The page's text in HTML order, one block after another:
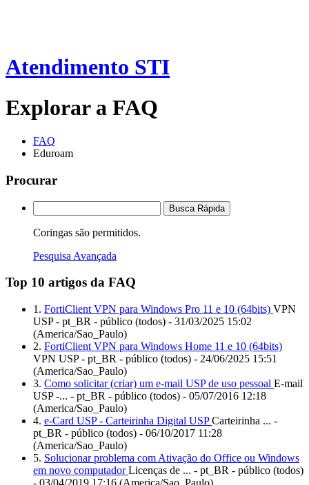
Atendimento STI
Explorar a FAQ
FAQ
Eduroam
Procurar
Busca Rápida
Coringas são permitidos.
Pesquisa Avançada
Top 10 artigos da FAQ
1. FortiClient VPN para Windows Pro 11 e 10 (64bits) VPN
USP - pt_BR - público (todos) - 31/03/2025 15:02
(America/Sao_Paulo)
2. FortiClient VPN para Windows Home 11 e 10 (64bits)
VPN USP - pt_BR - público (todos) - 24/06/2025 15:51
(America/Sao_Paulo)
3. Como solicitar (criar) um e-mail USP de uso pessoal E-mail
USP -... - pt_BR - público (todos) - 05/07/2016 12:18
(America/Sao_Paulo)
4. e-Card USP - Carteirinha Digital USPCarteirinha ... -
pt_BR - público (todos) - 06/10/2017 11:28
(America/Sao_Paulo)
5. Solucionar problema com Ativação do Office ou Windows
em novo computadorLicenças de ... - pt_BR - público (todos)